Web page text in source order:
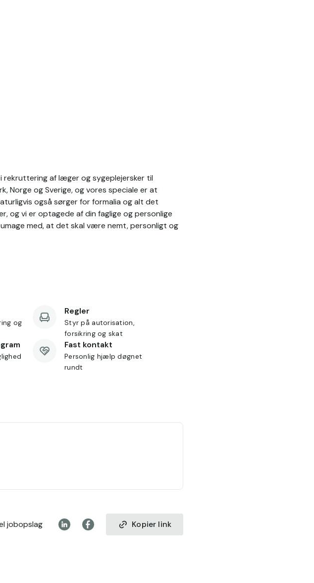
rekruttering af læger og sygeplejersker til
Norge og Sverige, og vores speciale er at
også sørger for formalia og alt det
og vi er optagede af din faglige og personlige
med, at det skal være nemt, personligt og
og
Regler
Styr på autorisation,
forsikring og skat
Fast kontakt
Personlig hjælp døgnet
rundt
jobopslag Kopier link